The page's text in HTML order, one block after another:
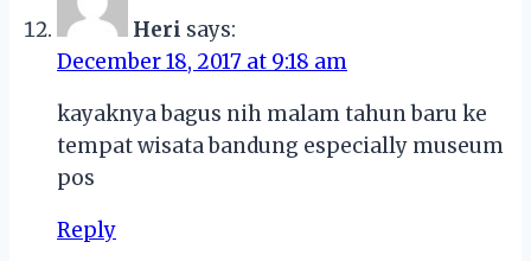
Heri says:
December 18, 2017 at 9:18 am
kayaknya bagus nih malam tahun baru ke
tempat wisata bandung especially museum
pos
Reply